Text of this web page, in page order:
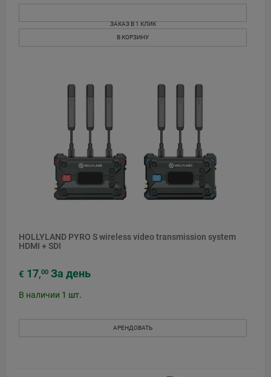
ЗАКАЗ В 1 КЛИК
В КОРЗИНУ
HOLLYLAND PYRO S wireless video transmission system
HDMI + SDI
€ 17,00 За день
В наличии 1 шт.
АРЕНДОВАТЬ